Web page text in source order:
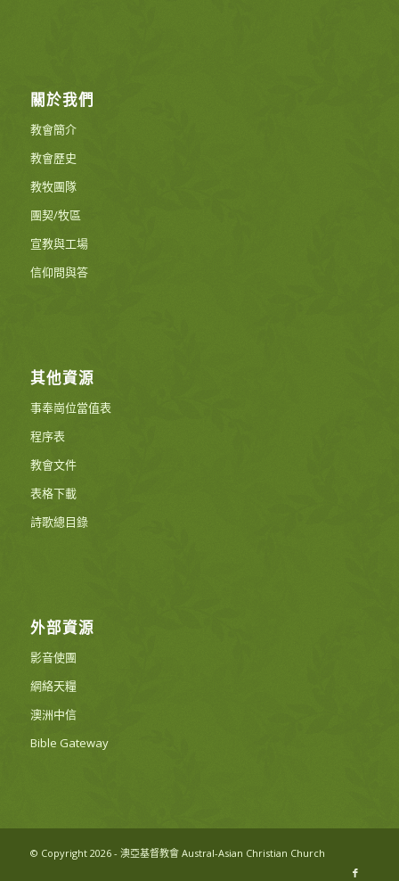
關於我們
教會簡介
教會歷史
教牧團隊
團契/牧區
宣教與工場
信仰問與答
其他資源
事奉崗位當值表
程序表
教會文件
表格下載
詩歌總目錄
外部資源
影音使團
網絡天糧
澳洲中信
Bible Gateway
© Copyright 2026 - 澳亞基督教會 Austral-Asian Christian Church